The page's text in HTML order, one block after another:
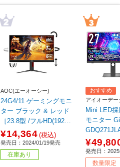
AOC(エーオーシー)
24G4/11 ゲーミングモニ
ター ブラック & レッド
［23.8型 /フルHD(1920×
1080) /ワイド /180Hz］
¥14,364 (税込)
発売日：2024/01/19発売
在庫あり
おすすめ
アイオーデー
Mini LED
モニター
［27型/
0）/
属］
発売日：
数量限定